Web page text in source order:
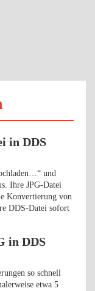
in DDS
und
Ihre JPG-Datei
Konvertierung von
DDS-Datei sofort
in DDS
so schnell
etwa 5